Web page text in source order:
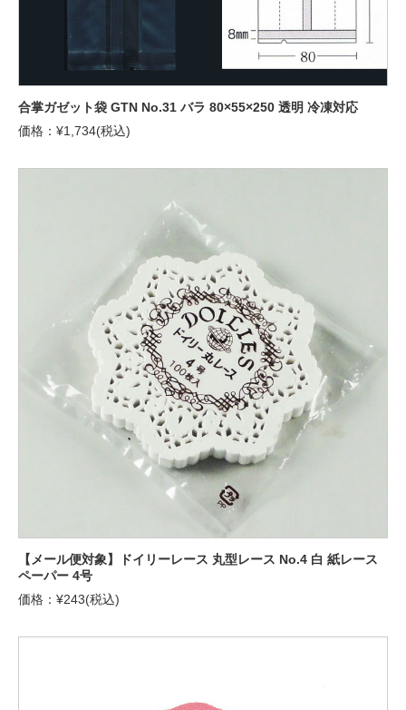
合掌ガゼット袋 GTN No.31 バラ 80×55×250 透明 冷凍対応
価格：¥1,734(税込)
【メール便対象】ドイリーレース 丸型レース No.4 白 紙レース
ペーパー 4号
価格：¥243(税込)